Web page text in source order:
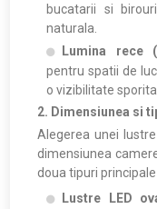
bucatarii si
naturala.
Lumina rece
pentru spatii de
o vizibilitate sporita.
2. Dimensiunea si
Alegerea unei
dimensiunea
doua tipuri
Lustre LED